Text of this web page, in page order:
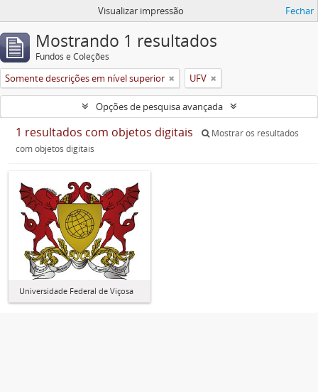
Visualizar impressão Fechar
Mostrando 1 resultados
Fundos e Coleções
Somente descrições em nível superior UFV
Opções de pesquisa avançada
1 resultados com objetos digitais
Mostrar os resultados
com objetos digitais
Universidade Federal de Viçosa